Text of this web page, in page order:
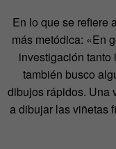
En lo que se refiere
más metódica: «En
investigación tanto
también busco
dibujos rápidos. Una
a dibujar las viñetas